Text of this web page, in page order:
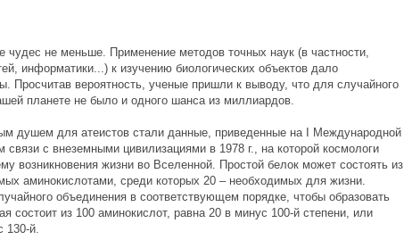
чудес не меньше. Применение методов точных наук (в частности,
информатики...) к изучению биологических объектов дало
Просчитав вероятность, ученые пришли к выводу, что для случайного
планете не было и одного шанса из миллиардов.
душем для атеистов стали данные, приведенные на І Международной
с внеземными цивилизациями в 1978 г., на которой космологи
возникновения жизни во Вселенной. Простой белок может состоять из
аминокислотами, среди которых 20 – необходимых для жизни.
объединения в соответствующем порядке, чтобы образовать
состоит из 100 аминокислот, равна 20 в минус 100-й степени, или
130-й.